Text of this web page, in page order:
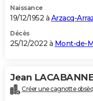
Naissance
19/12/1952 à Arzacq-
Décès
25/12/2022 à Mont-de-
Jean
Créer une cagnotte